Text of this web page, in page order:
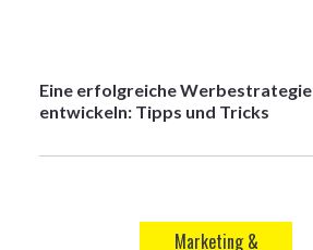
Eine erfolgreiche Werbestrategie
entwickeln: Tipps und Tricks
Marketing &